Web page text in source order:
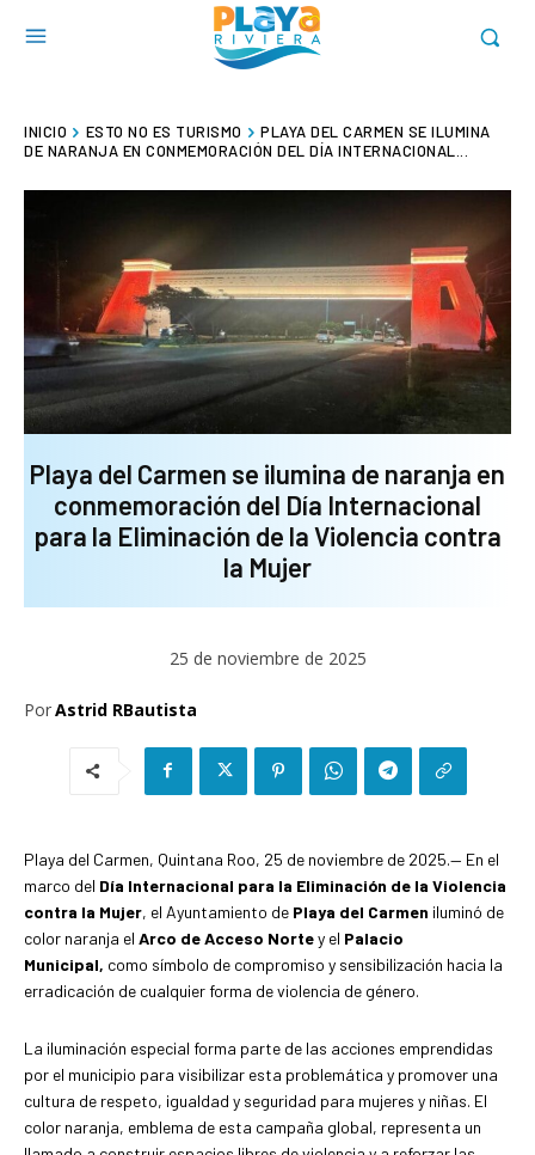
INICIO ESTO NO ES TURISMO
PLAYA DEL CARMEN SE ILUMINA
DE NARANJA EN CONMEMORACIÓN DEL DÍA INTERNACIONAL...
Playa del Carmen se ilumina de naranja en
conmemoración del Día Internacional
para la Eliminación de la Violencia contra
la Mujer
25 de noviembre de 2025
PorAstrid RBautista
Playa del Carmen, Quintana Roo, 25 de noviembre de 2025.— En el
marco del Día Internacional para la Eliminación de la Violencia
contra la Mujer, el Ayuntamiento de Playa del Carmen iluminó de
color naranja el Arco de Acceso Nortey el Palacio
Municipal, como símbolo de compromiso y sensibilización hacia la
erradicación de cualquier forma de violencia de género.
La iluminación especial forma parte de las acciones emprendidas
por el municipio para visibilizar esta problemática y promover una
cultura de respeto, igualdad y seguridad para mujeres y niñas. El
color naranja, emblema de esta campaña global, representa un